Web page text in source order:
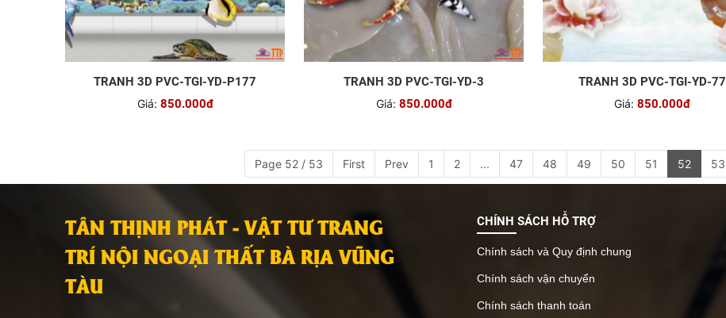
TRANH 3D PVC-TGI-YD-P177
Giá: 850.000đ
TRANH 3D PVC-TGI-YD-3
Giá: 850.000đ
TRANH 3D PVC-TGI-YD-77
Giá: 850.000đ
Page 52 / 53 First Prev 1 2 ... 47 48 49 50 51 52 53
TÂN THỊNH PHÁT - VẬT TƯ TRANG
TRÍ NỘI NGOẠI THẤT BÀ RỊA VŨNG
TÀU
CHÍNH SÁCH HỖ TRỢ
Chính sách và Quy định chung
Chính sách vận chuyển
Chính sách thanh toán